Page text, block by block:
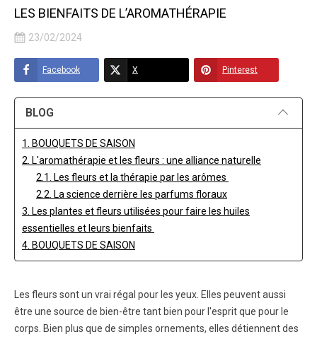
LES BIENFAITS DE L’AROMATHÉRAPIE
23/02/2024
Facebook X Pinterest
BLOG
1. BOUQUETS DE SAISON
2. L'aromathérapie et les fleurs : une alliance naturelle
2.1. Les fleurs et la thérapie par les arômes
2.2. La science derrière les parfums floraux
3. Les plantes et fleurs utilisées pour faire les huiles
essentielles et leurs bienfaits
4. BOUQUETS DE SAISON
Les fleurs sont un vrai régal pour les yeux. Elles peuvent aussi
être une source de bien-être tant bien pour l'esprit que pour le
corps. Bien plus que de simples ornements, elles détiennent des